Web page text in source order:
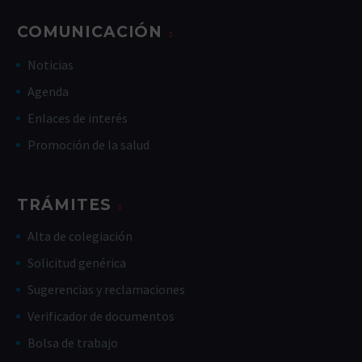
COMUNICACIÓN
Noticias
Agenda
Enlaces de interés
Promoción de la salud
TRÁMITES
Alta de colegiación
Solicitud genérica
Sugerencias y reclamaciones
Verificador de documentos
Bolsa de trabajo